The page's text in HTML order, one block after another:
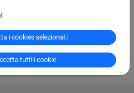
CILS
i cookies selezionati
tutti i cookie